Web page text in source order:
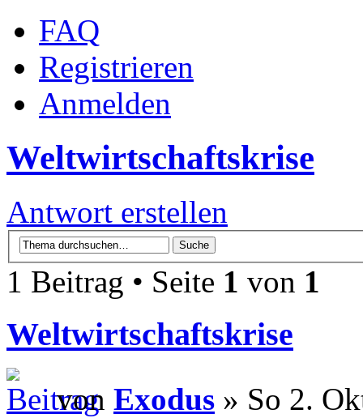
FAQ
Registrieren
Anmelden
Weltwirtschaftskrise
Antwort erstellen
1 Beitrag • Seite 1 von 1
Weltwirtschaftskrise
von Exodus » So 2.